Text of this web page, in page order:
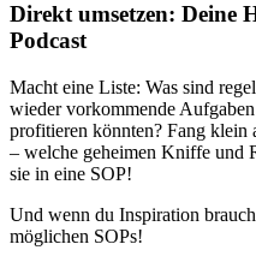
Direkt umsetzen: Deine
Podcast
Macht eine Liste: Was sind
wieder vorkommende
profitieren könnten? Fang klein
– welche geheimen Kniffe und
sie in eine SOP!
Und wenn du Inspiration
möglichen SOPs!